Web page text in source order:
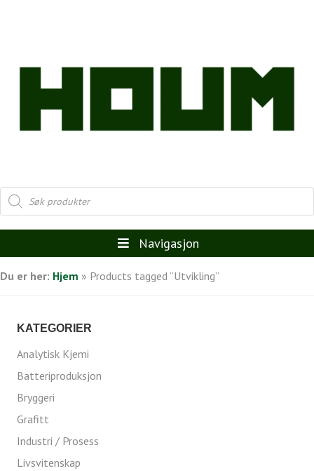
Products
search
Navigasjon
Du er her: Hjem » Products tagged “Utvikling”
KATEGORIER
Analytisk Kjemi
Batteriproduksjon
Bryggeri
Grafitt
Industri / Prosess
Livsvitenskap